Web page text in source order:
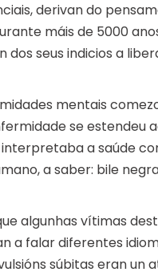
derivan do
máis de 5000
seus indicios a
mentais
se estendeu
a saúde
a saber: bile
algunhas vítimas
a falar diferentes
súbitas eran un